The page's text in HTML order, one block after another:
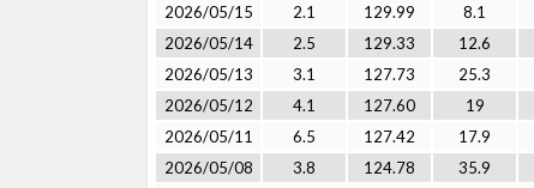
2026/05/15
2.1 129.99 8.1
2026/05/14
2.5 129.33 12.6
2026/05/13
3.1 127.73 25.3
2026/05/12
4.1 127.60 19
2026/05/11
6.5 127.42 17.9
2026/05/08
3.8 124.78 35.9